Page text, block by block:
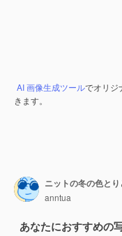
AI 画像生成ツールでオリジ
きます。
ニットの冬の色と
anntua
あなたにおすすめの